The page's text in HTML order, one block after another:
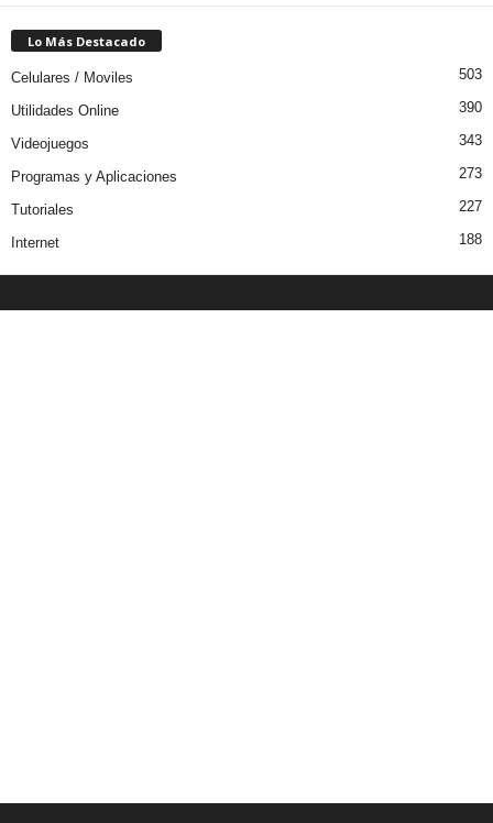
Lo Más Destacado
Celulares / Moviles 503
Utilidades Online 390
Videojuegos 343
Programas y Aplicaciones 273
Tutoriales 227
Internet 188